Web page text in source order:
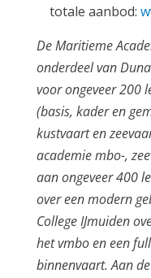
totale aanbod:
De Maritieme
onderdeel van
voor ongeveer 200
(basis, kader en
kustvaart en
academie mbo-,
aan ongeveer 400
over een modern
College IJmuiden
het vmbo en een
binnenvaart. Aan